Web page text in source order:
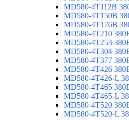
MD580-4T112B
MD580-4T150B
MD580-4T176B
MD580-4T210
MD580-4T253
MD580-4T304
MD580-4T377
MD580-4T426
MD580-4T426-L
MD580-4T465
MD580-4T465-L
MD580-4T520
MD580-4T520-L